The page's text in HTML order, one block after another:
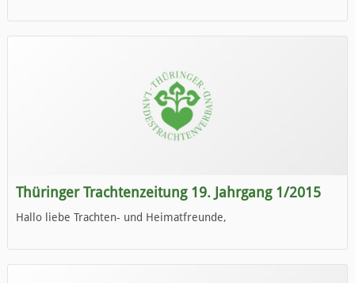
Wir wünschen Euch viel Spaß beim Lesen.
Thüringer Trachtenzeitung 19. Jahrgang 1/2015
Hallo liebe Trachten- und Heimatfreunde,
Wir wünschen Euch viel Spaß beim Lesen.